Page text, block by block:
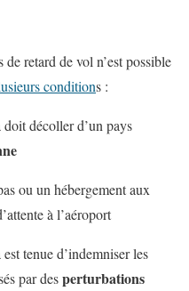
retard de vol n’est possible
conditions :
décoller d’un pays
ou un hébergement aux
à l’aéroport
tenue d’indemniser les
par desperturbations